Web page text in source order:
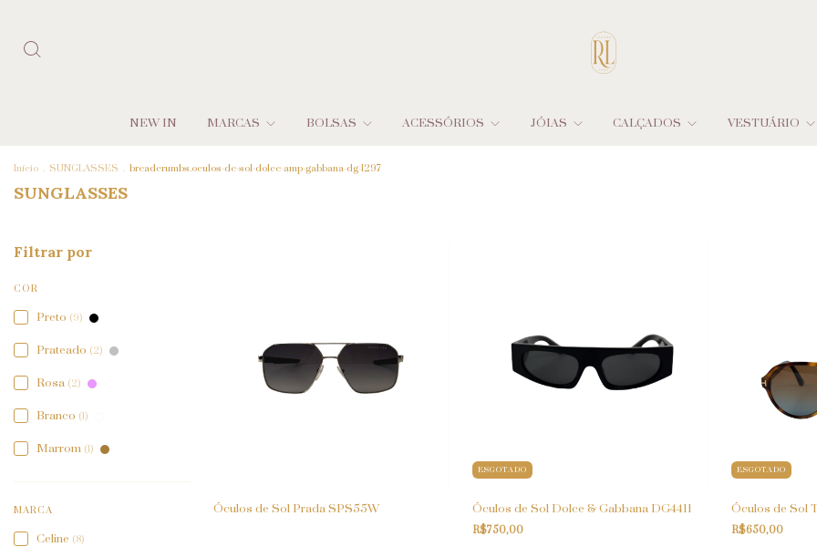
NEW IN MARCAS BOLSAS ACESSÓRIOS JÓIAS CALÇADOS VESTUÁRIO
Início . SUNGLASSES . breadcrumbs.oculos-de-sol-dolce-amp-gabbana-dg-1297
SUNGLASSES
Filtrar por
COR
Preto (9)
Prateado (2)
Rosa (2)
Branco (1)
Marrom (1)
MARCA
Celine (8)
Óculos de Sol Prada SPS55W
ESGOTADO
Óculos de Sol Dolce & Gabbana DG4411
R$750,00
ESGOTADO
Óculos de Sol
R$650,00